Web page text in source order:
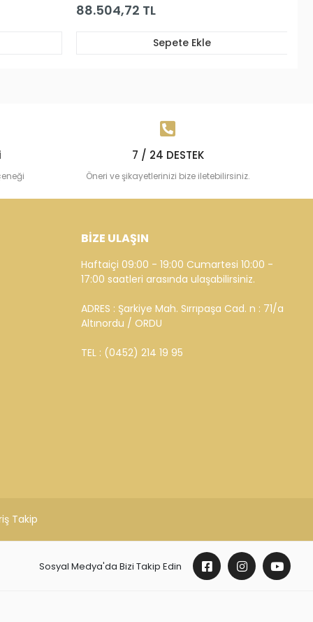
78.522,98 TL
Sepete Ekle
7 / 24 DESTEK
Öneri ve şikayetlerinizi bize iletebilirsiniz.
BİZE ULAŞIN
Haftaiçi 09:00 - 19:00 Cumartesi 10:00 -
17:00 saatleri arasında ulaşabilirsiniz.
ADRES : Şarkiye Mah. Sırrıpaşa Cad. n : 71/a
Altınordu / ORDU
TEL : (0452) 214 19 95
Takip
Sosyal Medya'da Bizi Takip Edin